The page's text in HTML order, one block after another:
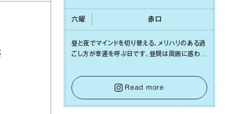
六曜 ⾚⼝
昼と夜でマインドを切り替える、メリハリのある過
ごし⽅が幸運を呼ぶ⽇です。昼間は周囲に惑わさ
をキープして。そして夜は、疲れや寂しさから⽢
い⾔葉に流されないよう、⼼にしっかりブレーキ
をかけること。この意識の切り替えが、あなたに
確かな安⼼感をもたらすはずです。
Read more